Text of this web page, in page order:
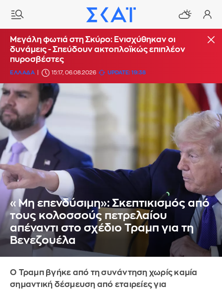
Μεγάλη φωτιά στη Σκύρο: Ενισχύθηκαν οι
δυνάμεις - Σπεύδουν ακτοπλοϊκώς επιπλέον
πυροσβέστες
ΕΛΛΑΔΑ 15:17, 06.08.2026 UPDATE: 19:38
«Μη επενδύσιμη»: Σκεπτικισμός από
τους κολοσσούς πετρελαίου
απέναντι στο σχέδιο Τραμπ για τη
Βενεζουέλα
Ο Τραμπ βγήκε από τη συνάντηση χωρίς καμία
σημαντική δέσμευση από εταιρείες για